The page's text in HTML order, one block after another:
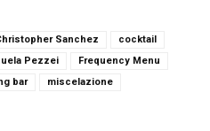
Sanchez
cocktail
Pezzei
Frequency Menu
bar
miscelazione